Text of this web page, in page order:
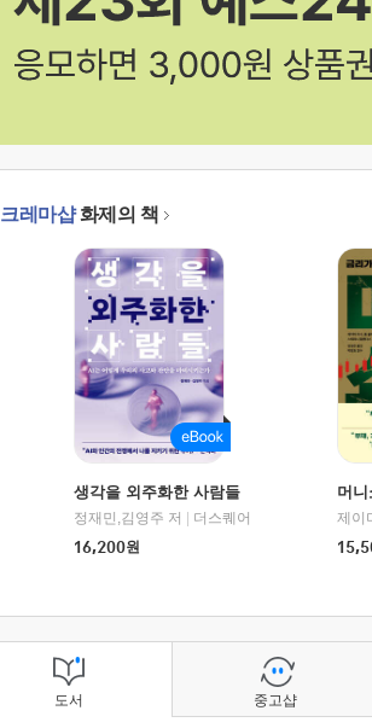
크레마샵화제의 책
생각을 외주화한 사람들
정재민,김영주 저
더스퀘어
16,200원
머
도서 중고샵